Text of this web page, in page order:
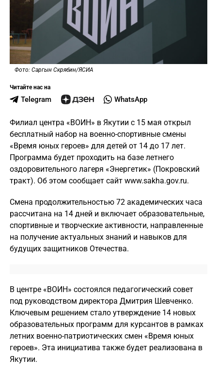
Фото: Саргын Скрябин/ЯСИА
Читайте нас на
Telegram WhatsApp
Филиал центра «ВОИН» в Якутии с 15 мая открыл
бесплатный набор на военно-спортивные смены
«Время юных героев» для детей от 14 до 17 лет.
Программа будет проходить на базе летнего
оздоровительного лагеря «Энергетик» (Покровский
тракт). Об этом сообщает сайт www.sakha.gov.ru.
Смена продолжительностью 72 академических часа
рассчитана на 14 дней и включает образовательные,
спортивные и творческие активности, направленные
на получение актуальных знаний и навыков для
будущих защитников Отечества.
В центре «ВОИН» состоялся педагогический совет
под руководством директора Дмитрия Шевченко.
Ключевым решением стало утверждение 14 новых
образовательных программ для курсантов в рамках
летних военно-патриотических смен «Время юных
героев». Эта инициатива также будет реализована в
Якутии.